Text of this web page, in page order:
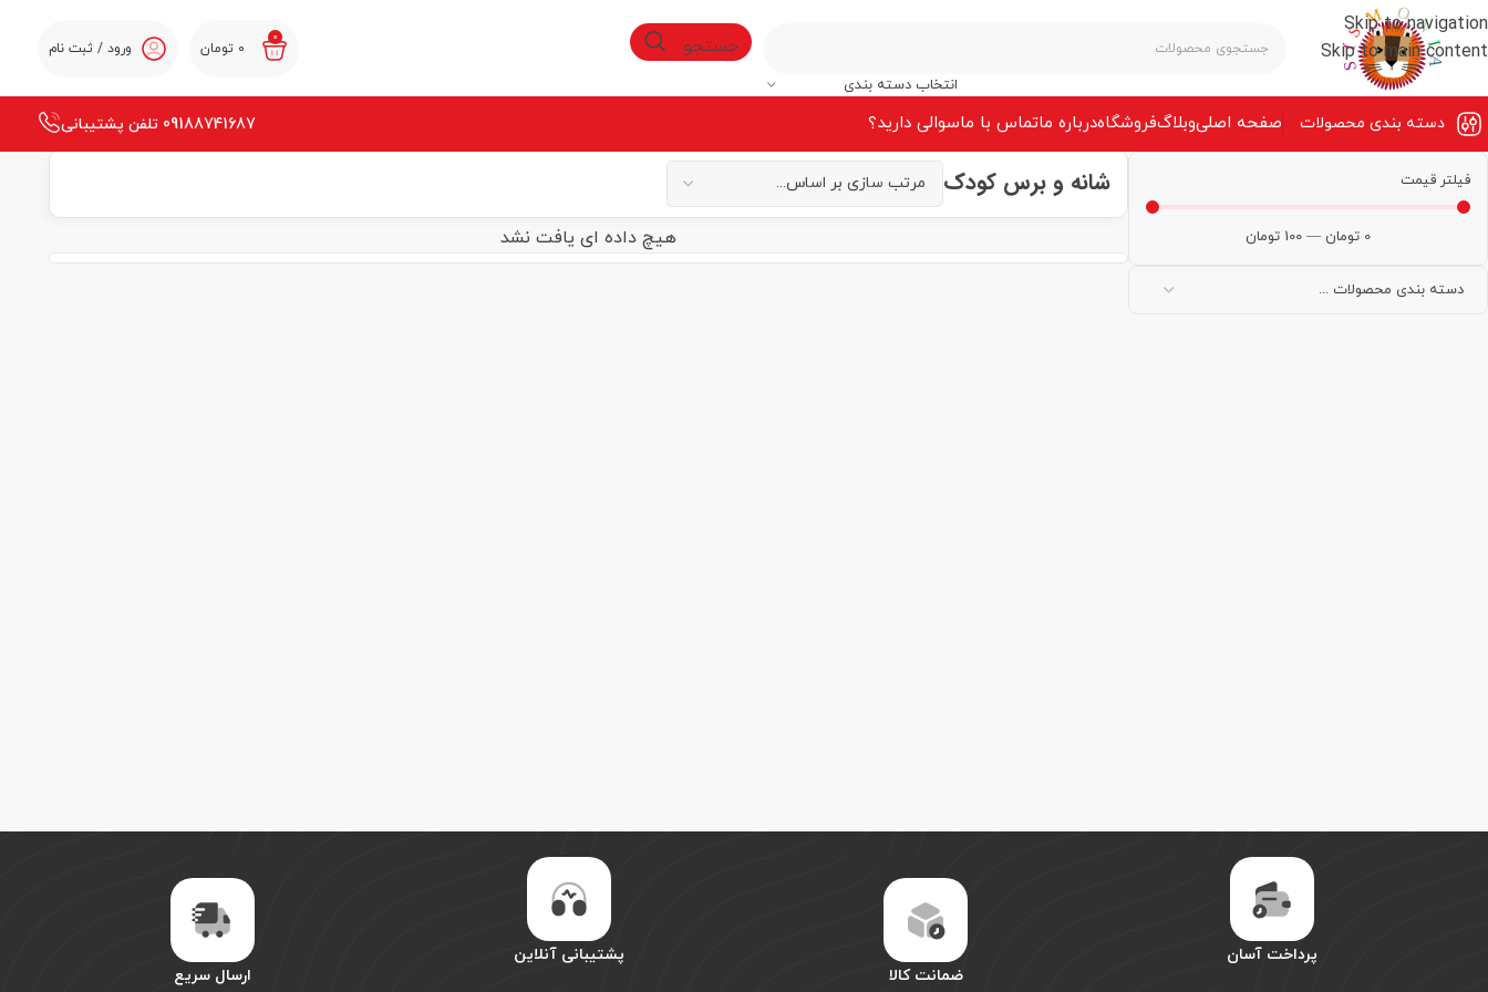
Skip to navigation
Skip to main content
انتخاب دسته بندی
جستجو 0
0 تومان ورود / ثبت نام
دسته بندی محصولات صفحه‌ اصلیوبلاگفروشگاهدرباره ماتماس با ماسوالی دارید؟ 09188741687 تلفن پشتیبانی
فیلتر قیمت
0 تومان —
100 تومان
شانه و برس کودک
هیچ داده ای یافت نشد
پرداخت آسان
ضمانت کالا
پشتیبانی آنلاین
ارسال سریع